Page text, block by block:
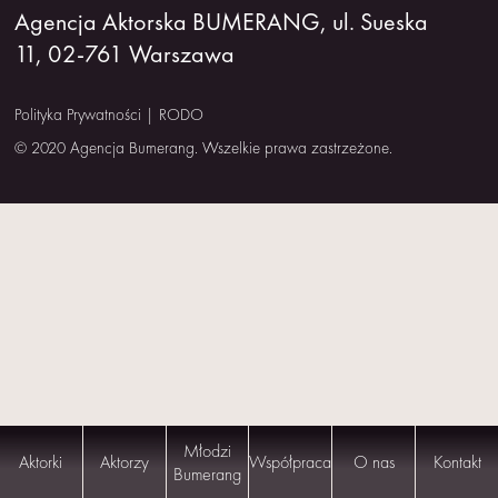
NAS
Aktorki Aktorzy
Młodzi
Bumerang Współpraca O nas Kontakt
Agencja Aktorska BUMERANG, ul. Sueska
11, 02-761 Warszawa
Polityka Prywatności | RODO
© 2020 Agencja Bumerang. Wszelkie prawa zastrzeżone.